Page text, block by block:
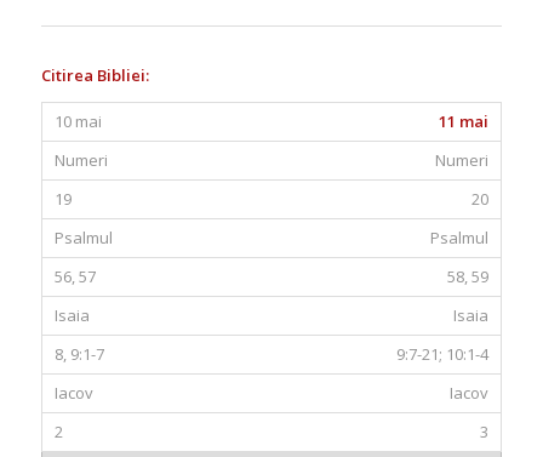
Citirea Bibliei:
11 mai
Numeri
20
Psalmul
58, 59
Isaia
9:7-21; 10:1-4
Iacov
3